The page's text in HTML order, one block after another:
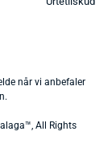
når vi anbefaler
All Rights